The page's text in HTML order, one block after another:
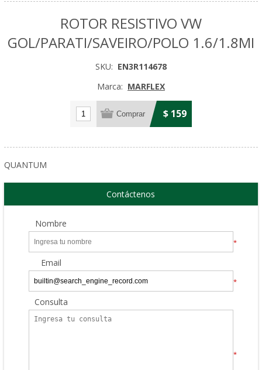
ROTOR RESISTIVO VW
GOL/PARATI/SAVEIRO/POLO 1.6/1.8MI
SKU: EN3R114678
Marca: MARFLEX
$ 159
QUANTUM
Contáctenos
Nombre
*
Email
*
Consulta
*